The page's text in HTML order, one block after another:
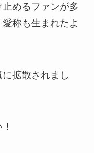
めるファンが多
称も生まれたよ
拡散されまし